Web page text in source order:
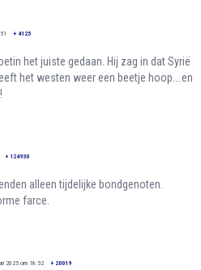
+ 4125
het juiste gedaan. Hij zag in dat Syrië
het westen weer een beetje hoop….en
+ 124930
alleen tijdelijke bondgenoten.
farce.
2025 om 18:52 + 20019